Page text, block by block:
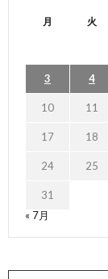
月 火
3 4
10 11
17 18
24 25
31
« 7月